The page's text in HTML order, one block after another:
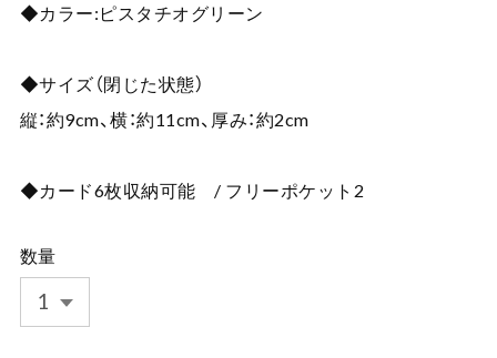
◆カラー:ピスタチオグリーン
◆サイズ（閉じた状態）
縦：約9cm、横：約11cm、厚み：約2cm
◆カード6枚収納可能 / フリーポケット2
数量